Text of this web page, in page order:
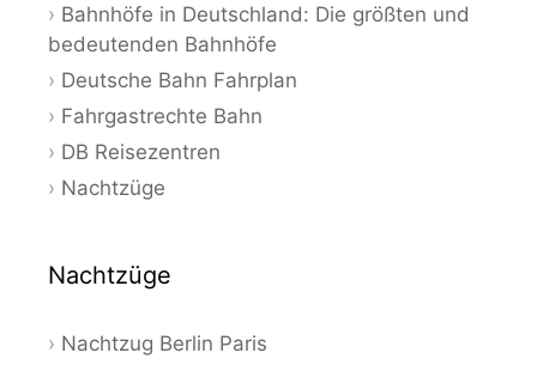
Bahnhöfe in Deutschland: Die größten und
bedeutenden Bahnhöfe
Deutsche Bahn Fahrplan
Fahrgastrechte Bahn
DB Reisezentren
Nachtzüge
Nachtzüge
Nachtzug Berlin Paris